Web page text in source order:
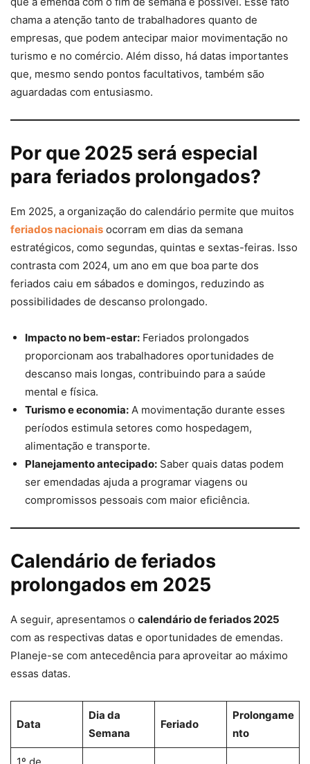
chama a atenção tanto de trabalhadores quanto de
empresas, que podem antecipar maior movimentação no
turismo e no comércio. Além disso, há datas importantes
que, mesmo sendo pontos facultativos, também são
aguardadas com entusiasmo.
Por que 2025 será especial
para feriados prolongados?
Em 2025, a organização do calendário permite que muitos
feriados nacionais ocorram em dias da semana
estratégicos, como segundas, quintas e sextas-feiras. Isso
contrasta com 2024, um ano em que boa parte dos
feriados caiu em sábados e domingos, reduzindo as
possibilidades de descanso prolongado.
Impacto no bem-estar: Feriados prolongados
proporcionam aos trabalhadores oportunidades de
descanso mais longas, contribuindo para a saúde
mental e física.
Turismo e economia: A movimentação durante esses
períodos estimula setores como hospedagem,
alimentação e transporte.
Planejamento antecipado: Saber quais datas podem
ser emendadas ajuda a programar viagens ou
compromissos pessoais com maior eficiência.
Calendário de feriados
prolongados em 2025
A seguir, apresentamos o calendário de feriados 2025
com as respectivas datas e oportunidades de emendas.
Planeje-se com antecedência para aproveitar ao máximo
essas datas.
Data
Dia da
Semana
Feriado
Prolongame
nto
1º de